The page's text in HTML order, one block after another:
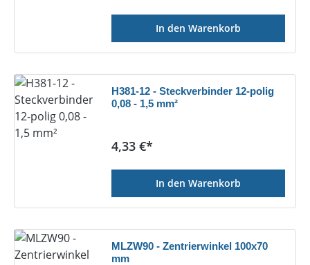
In den Warenkorb
H381-12 - Steckverbinder 12-polig
0,08 - 1,5 mm²
Regulärer Preis:
4,33 €*
In den Warenkorb
MLZW90 - Zentrierwinkel 100x70
mm